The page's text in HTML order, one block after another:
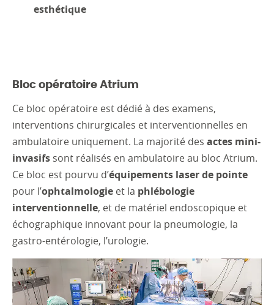
esthétique
Bloc opératoire Atrium
Ce bloc opératoire est dédié à des examens,
interventions chirurgicales et interventionnelles en
ambulatoire uniquement. La majorité des actes mini-
invasifs sont réalisés en ambulatoire au bloc Atrium.
Ce bloc est pourvu d’équipements laser de pointe
pour l’ophtalmologie et la phlébologie
interventionnelle, et de matériel endoscopique et
échographique innovant pour la pneumologie, la
gastro-entérologie, l’urologie.